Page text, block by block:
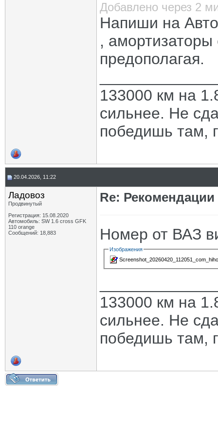
Добавлено через 2
Напиши на
, амортизаторы
предополагая.
133000 км на
сильнее. Не
победишь там,
20.04.2026, 11:22
Ладовоз
Продвинутый
Регистрация: 15.08.2020
Автомобиль: SW 1.6 cross GFK
110 orange
Сообщений: 18,883
Re:
Номер от ВАЗ
Изображения
133000 км на
сильнее. Не
победишь там,